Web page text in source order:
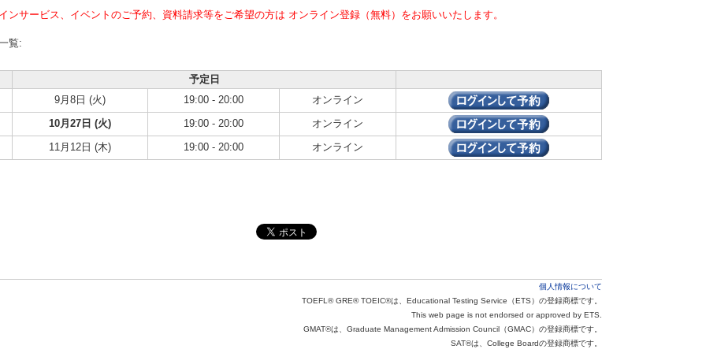
ンサービス、イベントのご予約、資料請求等をご希望の方は オンライン登録（無料）をお願いいたします。
覧:
予定日
9月8日 (火)
19:00 - 20:00
オンライン
10月27日 (火)
19:00 - 20:00
オンライン
11月12日 (木)
19:00 - 20:00 オンライン
個人情報について
TOEFL® GRE® TOEIC®は、Educational Testing Service（ETS）の登録商標です。
This web page is not endorsed or approved by ETS.
GMAT®は、Graduate Management Admission Council（GMAC）の登録商標です。
SAT®は、College Boardの登録商標です。